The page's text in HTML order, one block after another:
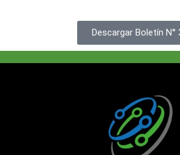
Descargar Boletín N°